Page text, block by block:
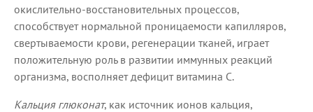
окислительно-восстановительных процессов,
способствует нормальной проницаемости капилляров,
свертываемости крови, регенерации тканей, играет
положительную роль в развитии иммунных реакций
организма, восполняет дефицит витамина С.
Кальция глюконат, как источник ионов кальция,